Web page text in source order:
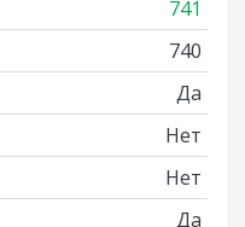
741
740
Да
Нет
Нет
Да